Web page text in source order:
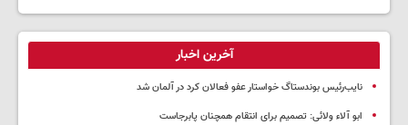
آخرین اخبار
نایب‌رئیس بوندستاگ خواستار عفو فعالان کرد در آلمان شد
ابو آلاء ولائی: تصمیم برای انتقام همچنان پابرجاست